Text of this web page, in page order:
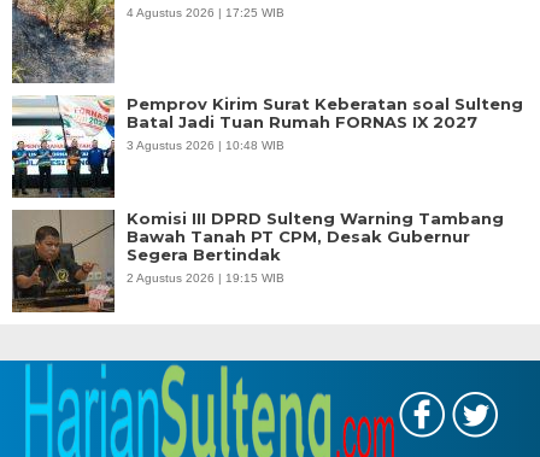
4 Agustus 2026 | 17:25 WIB
Pemprov Kirim Surat Keberatan soal Sulteng
Batal Jadi Tuan Rumah FORNAS IX 2027
3 Agustus 2026 | 10:48 WIB
Komisi III DPRD Sulteng Warning Tambang
Bawah Tanah PT CPM, Desak Gubernur
Segera Bertindak
2 Agustus 2026 | 19:15 WIB